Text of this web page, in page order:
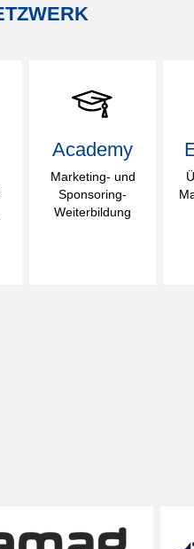
Academy
Marketing- und
Sponsoring-
Weiterbildung